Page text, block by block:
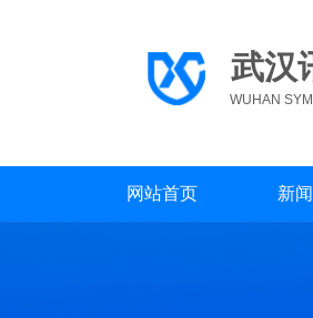
武汉
WUHAN
网站首页 新